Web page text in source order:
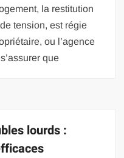
la restitution
tension, est régie
ou l’agence
que
lourds :